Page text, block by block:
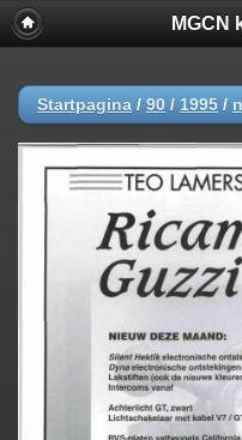
MGCN
Startpagina / 90 / 1995 /